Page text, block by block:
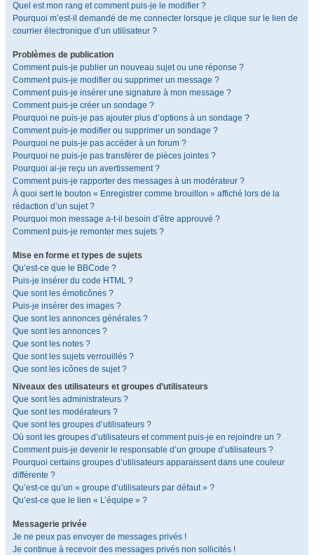
Quel est mon rang et comment puis-je le modifier ?
Pourquoi m’est-il demandé de me connecter lorsque je clique sur le lien de
courrier électronique d’un utilisateur ?
Problèmes de publication
Comment puis-je publier un nouveau sujet ou une réponse ?
Comment puis-je modifier ou supprimer un message ?
Comment puis-je insérer une signature à mon message ?
Comment puis-je créer un sondage ?
Pourquoi ne puis-je pas ajouter plus d’options à un sondage ?
Comment puis-je modifier ou supprimer un sondage ?
Pourquoi ne puis-je pas accéder à un forum ?
Pourquoi ne puis-je pas transférer de pièces jointes ?
Pourquoi ai-je reçu un avertissement ?
Comment puis-je rapporter des messages à un modérateur ?
À quoi sert le bouton « Enregistrer comme brouillon » affiché lors de la
rédaction d’un sujet ?
Pourquoi mon message a-t-il besoin d’être approuvé ?
Comment puis-je remonter mes sujets ?
Mise en forme et types de sujets
Qu’est-ce que le BBCode ?
Puis-je insérer du code HTML ?
Que sont les émoticônes ?
Puis-je insérer des images ?
Que sont les annonces générales ?
Que sont les annonces ?
Que sont les notes ?
Que sont les sujets verrouillés ?
Que sont les icônes de sujet ?
Niveaux des utilisateurs et groupes d’utilisateurs
Que sont les administrateurs ?
Que sont les modérateurs ?
Que sont les groupes d’utilisateurs ?
Où sont les groupes d’utilisateurs et comment puis-je en rejoindre un ?
Comment puis-je devenir le responsable d’un groupe d’utilisateurs ?
Pourquoi certains groupes d’utilisateurs apparaissent dans une couleur
différente ?
Qu’est-ce qu’un « groupe d’utilisateurs par défaut » ?
Qu’est-ce que le lien « L’équipe » ?
Messagerie privée
Je ne peux pas envoyer de messages privés !
Je continue à recevoir des messages privés non sollicités !